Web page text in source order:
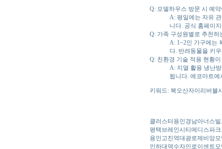
Q: 모델하우스 방문 시 예
A: 평일에는 자유
니다. 공식 홈페이
Q: 가족 구성원별로 추천하
A: 1~2인 가구에는
다. 반려동물을 키
Q: 친환경 기술 적용 현황
A: 지열 활용 냉난
됩니다. 에코마트
키워드: 북오산자이리버블
클러스터용인경남아너스
평택브레인시티메디스파
용인고진역대광로제비앙
인하대역수자인로이센트